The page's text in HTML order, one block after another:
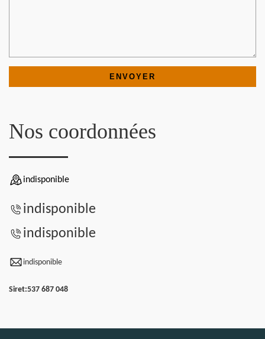
Nos coordonnées
indisponible
indisponible
indisponible
indisponible
Siret:537 687 048